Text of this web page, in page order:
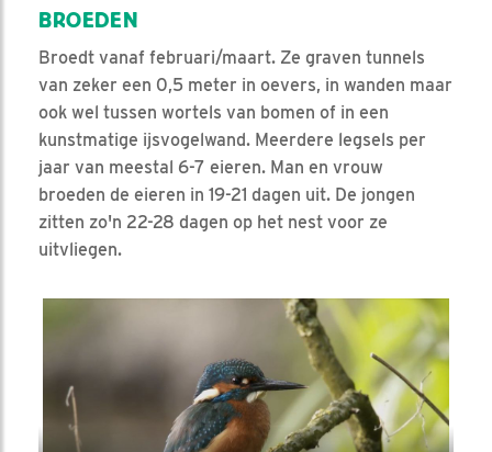
BROEDEN
Broedt vanaf februari/maart. Ze graven tunnels
van zeker een 0,5 meter in oevers, in wanden maar
ook wel tussen wortels van bomen of in een
kunstmatige ijsvogelwand. Meerdere legsels per
jaar van meestal 6-7 eieren. Man en vrouw
broeden de eieren in 19-21 dagen uit. De jongen
zitten zo'n 22-28 dagen op het nest voor ze
uitvliegen.
Video in nieuw venster openen